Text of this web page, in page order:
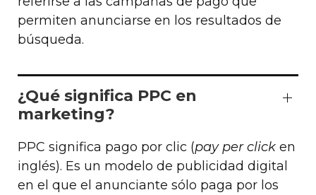
permiten anunciarse en los resultados de
búsqueda.
¿Qué significa PPC en
marketing?
PPC significa pago por clic (pay per click en
inglés). Es un modelo de publicidad digital
en el que el anunciante sólo paga por los